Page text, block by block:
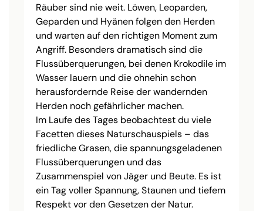
Räuber sind nie weit. Löwen, Leoparden,
Geparden und Hyänen folgen den Herden
und warten auf den richtigen Moment zum
Angriff. Besonders dramatisch sind die
Flussüberquerungen, bei denen Krokodile im
Wasser lauern und die ohnehin schon
herausfordernde Reise der wandernden
Herden noch gefährlicher machen.
Im Laufe des Tages beobachtest du viele
Facetten dieses Naturschauspiels – das
friedliche Grasen, die spannungsgeladenen
Flussüberquerungen und das
Zusammenspiel von Jäger und Beute. Es ist
ein Tag voller Spannung, Staunen und tiefem
Respekt vor den Gesetzen der Natur.